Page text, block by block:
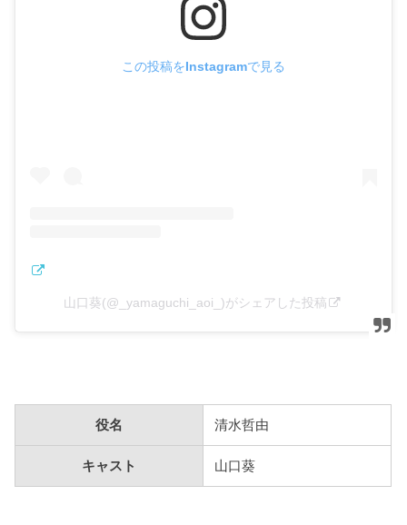
この投稿をInstagramで見る
山口葵(@_yamaguchi_aoi_)がシェアした投稿
役名 清水哲由
キャスト 山口葵